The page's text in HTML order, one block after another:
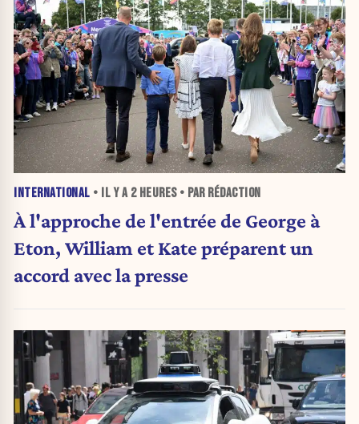
INTERNATIONAL • IL Y A 2 HEURES• PAR RÉDACTION
À l'approche de l'entrée de George à
Eton, William et Kate préparent un
accord avec la presse